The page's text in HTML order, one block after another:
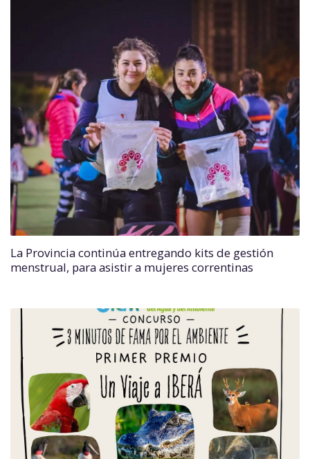
La Provincia continúa entregando kits de gestión
menstrual, para asistir a mujeres correntinas